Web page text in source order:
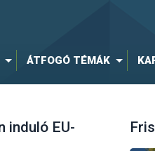
ÁTFOGÓ TÉMÁK
induló EU-